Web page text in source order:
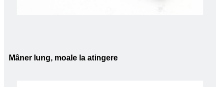
Mâner lung, moale la atingere